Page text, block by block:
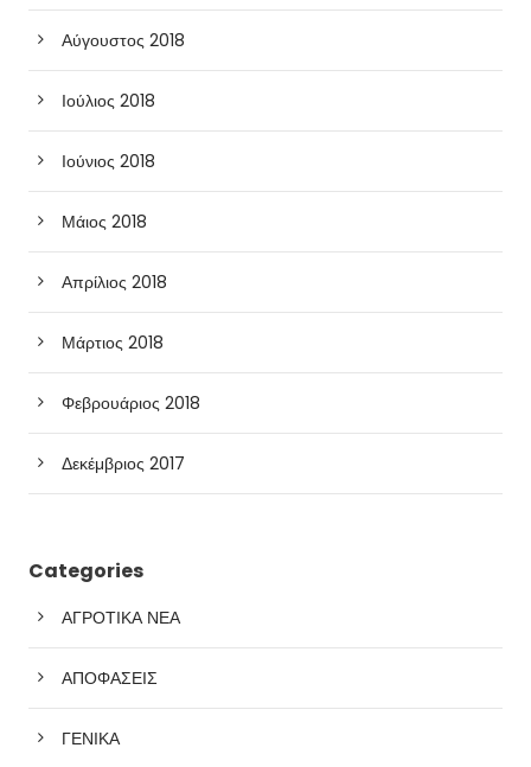
Αύγουστος 2018
Ιούλιος 2018
Ιούνιος 2018
Μάιος 2018
Απρίλιος 2018
Μάρτιος 2018
Φεβρουάριος 2018
Δεκέμβριος 2017
Categories
ΑΓΡΟΤΙΚΑ ΝΕΑ
ΑΠΟΦΑΣΕΙΣ
ΓΕΝΙΚΑ